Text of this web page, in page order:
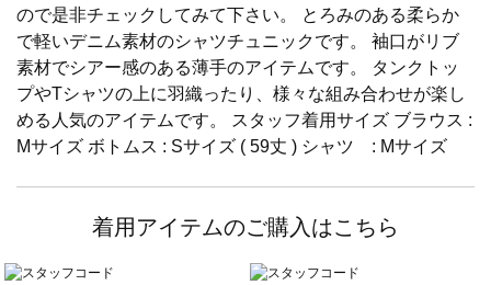
ので是非チェックしてみて下さい。 とろみのある柔らか
で軽いデニム素材のシャツチュニックです。 袖口がリブ
素材でシアー感のある薄手のアイテムです。 タンクトッ
プやTシャツの上に羽織ったり、様々な組み合わせが楽し
める人気のアイテムです。 スタッフ着用サイズ ブラウス :
Mサイズ ボトムス : Sサイズ ( 59丈 ) シャツ : Mサイズ
着用アイテムのご購入はこちら